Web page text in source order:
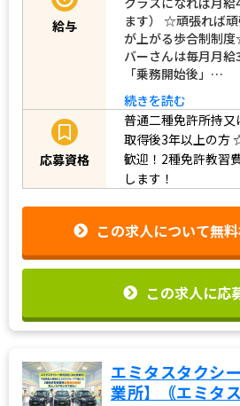
給与
ます） ☆頑張れば
が上がる歩合制制
バーさんは毎月月
「乗務開始後」…
続きを読む
応募資格
普通二種免許所持
取得後3年以上の方
歓迎！2種免許教習
します！
この求人について無
この求人に応
エミタスタクシ
業所】｟エミタ